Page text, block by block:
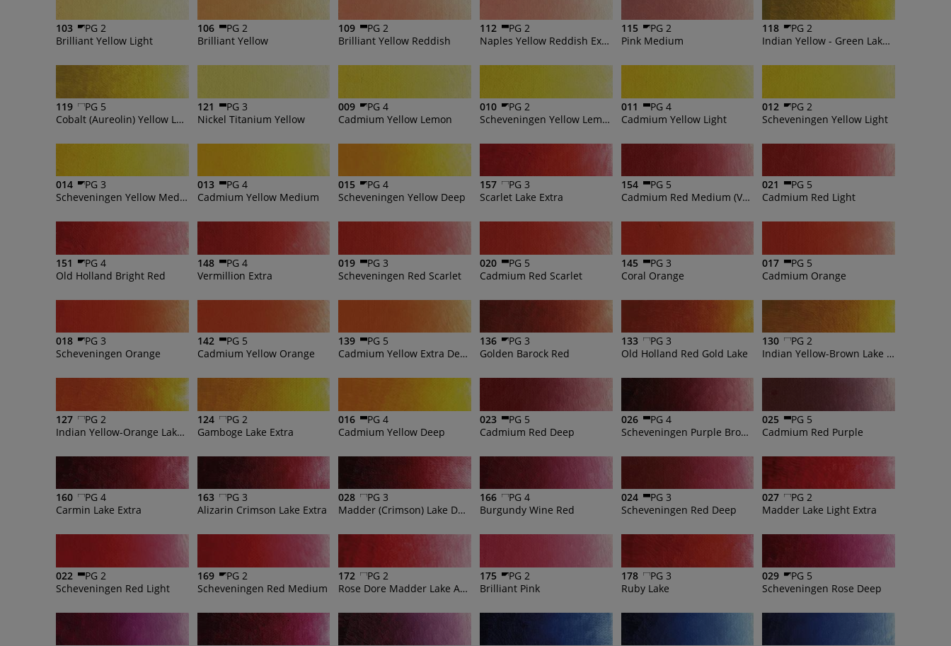
103
PG 2
Brilliant Yellow Light
106
PG 2
Brilliant Yellow
109
PG 2
Brilliant Yellow Reddish
112
PG 2
Naples Yellow Reddish Extra
115
PG 2
Pink Medium
118
PG 2
Indian Yellow - Green Lake Extra
119
PG 5
Cobalt (Aureolin) Yellow Lake
121
PG 3
Nickel Titanium Yellow
009
PG 4
Cadmium Yellow Lemon
010
PG 2
Scheveningen Yellow Lemon
011
PG 4
Cadmium Yellow Light
012
PG 2
Scheveningen Yellow Light
014
PG 3
Scheveningen Yellow Medium
013
PG 4
Cadmium Yellow Medium
015
PG 4
Scheveningen Yellow Deep
157
PG 3
Scarlet Lake Extra
154
PG 5
Cadmium Red Medium (Vermilioned)
021
PG 5
Cadmium Red Light
151
PG 4
Old Holland Bright Red
148
PG 4
Vermillion Extra
019
PG 3
Scheveningen Red Scarlet
020
PG 5
Cadmium Red Scarlet
145
PG 3
Coral Orange
017
PG 5
Cadmium Orange
018
PG 3
Scheveningen Orange
142
PG 5
Cadmium Yellow Orange
139
PG 5
Cadmium Yellow Extra Deep
136
PG 3
Golden Barock Red
133
PG 3
Old Holland Red Gold Lake
130
PG 2
Indian Yellow-Brown Lake Extra
127
PG 2
Indian Yellow-Orange Lake Extra
124
PG 2
Gamboge Lake Extra
016
PG 4
Cadmium Yellow Deep
023
PG 5
Cadmium Red Deep
026
PG 4
Scheveningen Purple Brown
025
PG 5
Cadmium Red Purple
160
PG 4
Carmin Lake Extra
163
PG 3
Alizarin Crimson Lake Extra
028
PG 3
Madder (Crimson) Lake Deep Extra
166
PG 4
Burgundy Wine Red
024
PG 3
Scheveningen Red Deep
027
PG 2
Madder Lake Light Extra
022
PG 2
Scheveningen Red Light
169
PG 2
Scheveningen Red Medium
172
PG 2
Rose Dore Madder Lake Antique Extra
175
PG 2
Brilliant Pink
178
PG 3
Ruby Lake
029
PG 5
Scheveningen Rose Deep